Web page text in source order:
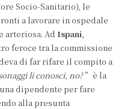
Socio-Sanitario), le
a lavorare in ospedale
arteriosa. Ad Ispani,
feroce tra la commissione
di far rifare il compito a
li conosci, no?” è la
dipendente per fare
alla presunta